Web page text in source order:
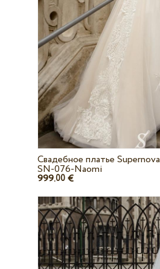
Свадебное платье Supernova
SN-076-Naomi
999.00 €